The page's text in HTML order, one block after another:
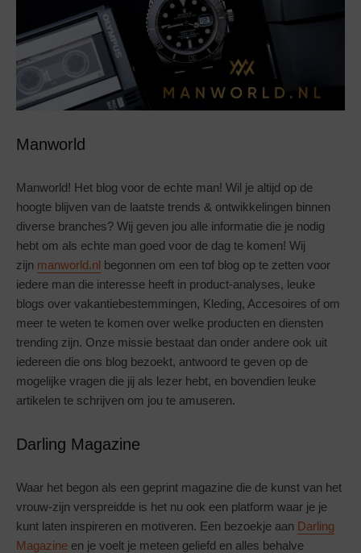
Manworld
Manworld! Het blog voor de echte man! Wil je altijd op de
hoogte blijven van de laatste trends & ontwikkelingen binnen
diverse branches? Wij geven jou alle informatie die je nodig
hebt om als echte man goed voor de dag te komen! Wij
zijn manworld.nl begonnen om een tof blog op te zetten voor
iedere man die interesse heeft in product-analyses, leuke
blogs over vakantiebestemmingen, Kleding, Accesoires of om
meer te weten te komen over welke producten en diensten
trending zijn. Onze missie bestaat dan onder andere ook uit
iedereen die ons blog bezoekt, antwoord te geven op de
mogelijke vragen die jij als lezer hebt, en bovendien leuke
artikelen te schrijven om jou te amuseren.
Darling Magazine
Waar het begon als een geprint magazine die de kunst van het
vrouw-zijn verspreidde is het nu ook een platform waar je je
kunt laten inspireren en motiveren. Een bezoekje aan Darling
Magazine en je voelt je meteen geliefd en alles behalve